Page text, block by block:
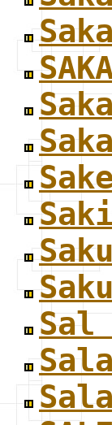
Sake
Sal